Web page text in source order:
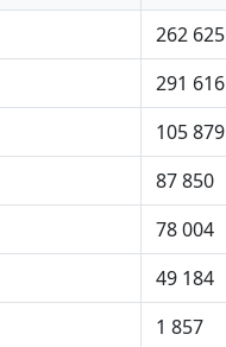
262 625
291 616
105 879
87 850
78 004
49 184
1 857